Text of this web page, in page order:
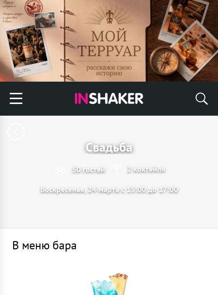
Свадьба
50 гостей 2 коктейля
Воскресенье, 24 марта с 15:00 до 17:00
В меню бара